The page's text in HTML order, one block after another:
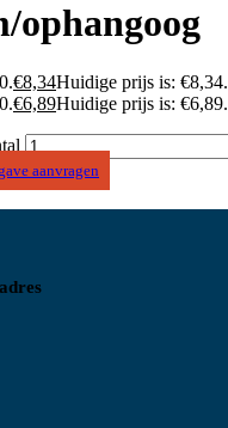
ophangoog
€8,34Huidige prijs is: €8,34.
€6,89Huidige prijs is: €6,89.
aanvragen